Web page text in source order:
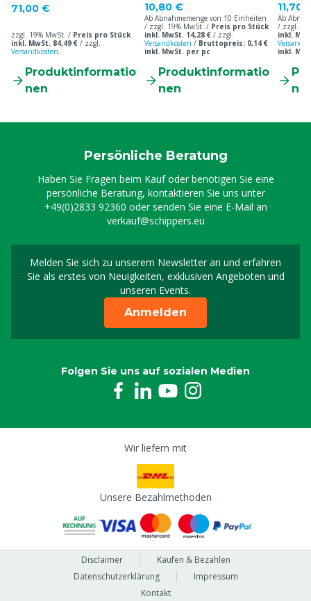
71,00 €
zzgl. 19% MwSt. / Preis pro Stück
inkl. MwSt. 84,49 € / zzgl.
Versandkosten
Produktinformatio
nen
10,80 €
Ab Abnahmemenge von 10 Einheiten
/ zzgl. 19% MwSt. / Preis pro Stück
inkl. MwSt. 14,28 € / zzgl.
Versandkosten / Bruttopreis: 0,14 €
inkl. MwSt. per pc
Produktinformatio
nen
11,70
Ab
/ zzgl.
inkl.
inkl.
Persönliche Beratung
Haben Sie Fragen beim Kauf oder benötigen Sie eine
persönliche Beratung, kontaktieren Sie uns unter
+49(0)2833 92360 oder senden Sie eine E-Mail an
verkauf@schippers.eu
Melden Sie sich zu unserem Newsletter an und erfahren
Sie als erstes von Neuigkeiten, exklusiven Angeboten und
unseren Events.
Melden Sie sich für
Anmelden
Folgen Sie uns auf sozialen Medien
Wir liefern mit
Unsere Bezahlmethoden
Disclaimer
Kaufen & Bezahlen
Datenschutzerklärung
Impressum
Kontakt